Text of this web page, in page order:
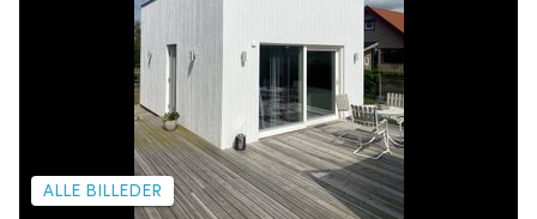
ALLE BILLEDER